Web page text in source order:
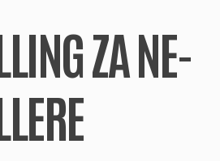
ZA NE-